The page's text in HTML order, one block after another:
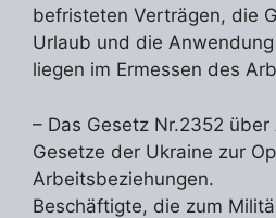
befristeten Verträgen, die
Urlaub und die
liegen im Ermessen des
– Das Gesetz Nr.2352
Gesetze der Ukraine zur
Arbeitsbeziehungen.
Beschäftigte, die zum